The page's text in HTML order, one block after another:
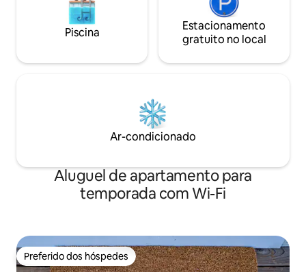
Piscina
Estacionamento
gratuito no local
Ar-condicionado
Aluguel de apartamento para
temporada com Wi-Fi
Preferido dos hóspedes
Preferido dos hóspedes